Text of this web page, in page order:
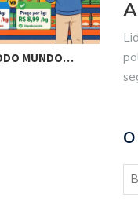
MUNDO…